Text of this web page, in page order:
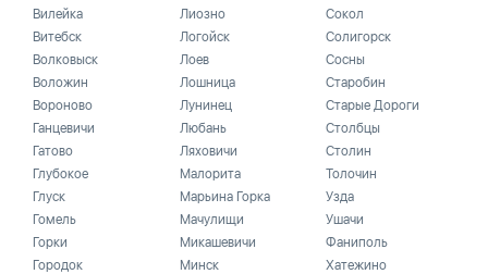
Вилейка
Витебск
Волковыск
Воложин
Вороново
Ганцевичи
Гатово
Глубокое
Глуск
Гомель
Горки
Городок
Лиозно
Логойск
Лоев
Лошница
Лунинец
Любань
Ляховичи
Малорита
Марьина Горка
Мачулищи
Микашевичи
Минск
Сокол
Солигорск
Сосны
Старобин
Старые Дороги
Столбцы
Столин
Толочин
Узда
Ушачи
Фаниполь
Хатежино